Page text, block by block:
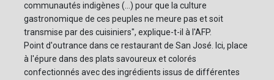
communautés indigènes (...) pour que la culture
gastronomique de ces peuples ne meure pas et soit
transmise par des cuisiniers", explique-t-il à l'AFP.
Point d'outrance dans ce restaurant de San José. Ici, place
à l'épure dans des plats savoureux et colorés
confectionnés avec des ingrédients issus de différentes